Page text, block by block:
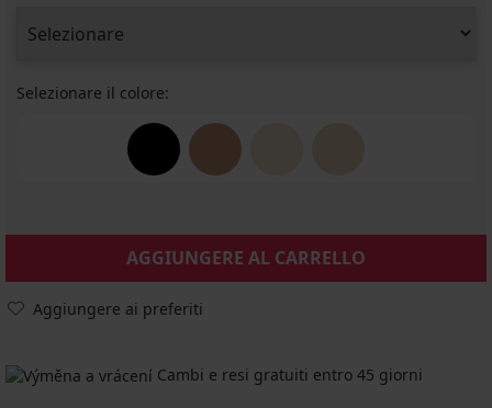
Selezionare il colore:
AGGIUNGERE AL CARRELLO
Aggiungere ai preferiti
Cambi e resi gratuiti entro 45 giorni